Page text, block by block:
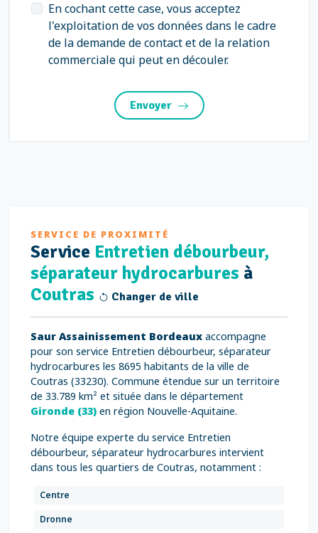
En cochant cette case, vous acceptez
l'exploitation de vos données dans le cadre
de la demande de contact et de la relation
commerciale qui peut en découler.
Envoyer
SERVICE DE PROXIMITÉ
Service Entretien débourbeur,
séparateur hydrocarbures à
Coutras
Changer de ville
Saur Assainissement Bordeaux accompagne
pour son service Entretien débourbeur, séparateur
hydrocarbures les 8695 habitants de la ville de
Coutras (33230). Commune étendue sur un territoire
de 33.789 km² et située dans le département
Gironde (33) en région Nouvelle-Aquitaine.
Notre équipe experte du service Entretien
débourbeur, séparateur hydrocarbures intervient
dans tous les quartiers de Coutras, notamment :
Centre
Dronne